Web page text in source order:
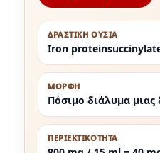
ΔΡΑΣΤΙΚΗ ΟΥΣΙΑ
Iron
ΜΟΡΦΗ
Πόσιμο διάλυμα μιας
ΠΕΡΙΕΚΤΙΚΟΤΗΤΑ